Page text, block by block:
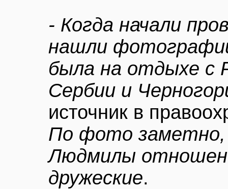
- Когда начали
нашли
была на отдыхе с
Сербии и
источник в
По фото заметно,
Людмилы
дружеские.